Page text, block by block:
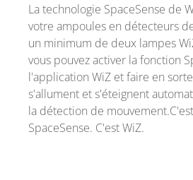
La technologie SpaceSense de
votre ampoules en détecteurs
un minimum de deux lampes
vous pouvez activer la fonction
l'application WiZ et faire en
s'allument et s'éteignent
la détection de
SpaceSense. C'est WiZ.